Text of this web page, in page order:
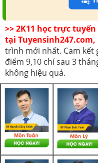
>> 2K11 học trực
tại Tuyensinh247.com,
trình mới nhất. Cam kết
điểm 9,10 chỉ sau 3
không hiệu quả.